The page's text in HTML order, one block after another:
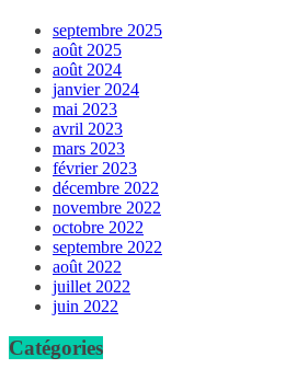
septembre 2025
août 2025
août 2024
janvier 2024
mai 2023
avril 2023
mars 2023
février 2023
décembre 2022
novembre 2022
octobre 2022
septembre 2022
août 2022
juillet 2022
juin 2022
Catégories